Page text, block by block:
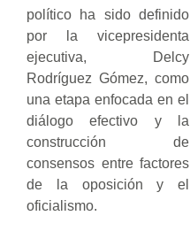
político ha sido definido
por la vicepresidenta
ejecutiva, Delcy
Rodríguez Gómez, como
una etapa enfocada en el
diálogo efectivo y la
construcción de
consensos entre factores
de la oposición y el
oficialismo.